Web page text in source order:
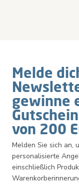
Melde
gewinne
von 200
Melden Sie sich an,
personalisierte
einschließlich